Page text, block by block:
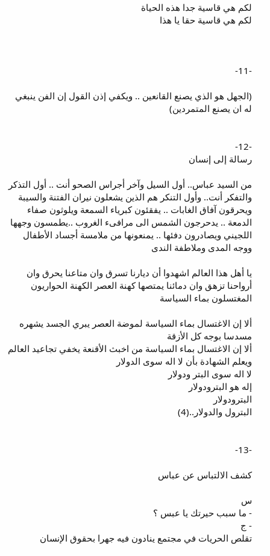
لكم هي قاسية جدا هذه الحياة
لكم هي قاسية حقا يا هذا
-11-
(الجهل هو الذي يصنع القانعين .. ويكفي إذن القول إن الفن ينبغي
له ان يصنع المتمردين)
-12-
رسالة إلى إنسان
من السيد عباس.. أول السيل وآخر أجراس الصحو أنت .. أول التذكر
والتفكر أنت.. وأول التنكر هم الذين يشعلون نيران الفتنة والسيبة
ويحرقون آفاق الغابات .. يفقئون كبرياء السمعة ويلوثون صفاء
الدمعة .. يدحرجون الشمس الى مرافىء الغروب ..يطمسون وجهها
اللجيني ويصادرون دفئها .. يمنعونها من ملامسة أجساد الأطفال
ووجه المدى وملاطفة الندى
يا أهل هذا العالم اشهدوا أن ديارنا تسرق وان متاعنا يحرق وان
أرواحنا تزهق وان دمائنا يمتصها كهنة العصر الكهنة الحواريون
المغتسلون بماء السياسة
ألا إن الاغتسال بماء السياسة لموضة العصر يبري الجسد يشهره
مسدسا بوجه كل الأزقة
ألا إن الاغتسال بماء السياسة من اخبث الأقنعة يخفي تجاعيد العالم
ويعلم الشهادة بأن لا اله سوى الدولار
لا اله سوى البتر ودولار
إله هو البترودولار
البترودولار
البترول والدولار..(4)
-13-
كشف الالتباس عن عباس
س
- ما سبب حيرتك يا عبس ؟
- ج
تقلص الحريات في مجتمع ينادون فيه جهرا بحقوق الإنسان